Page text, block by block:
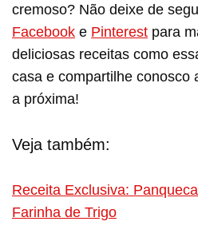
cremoso? Não deixe de
Facebook e Pinterest para
deliciosas receitas como
casa e compartilhe conosco
a próxima!
Veja também:
Receita Exclusiva:
Farinha de Trigo